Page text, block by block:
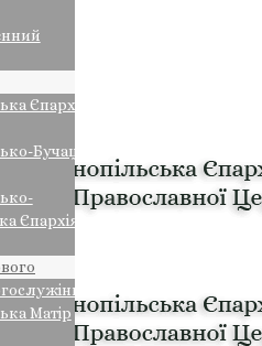
Єпархія
Бучацька
Єпархія
Матір